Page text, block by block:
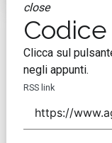
close
Codice
Clicca sul
negli appunti.
RSS link